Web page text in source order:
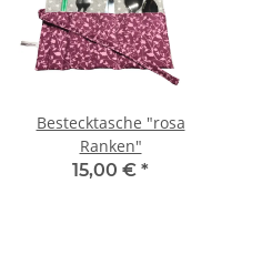
Bestecktasche "rosa
Ranken"
15,00 € *